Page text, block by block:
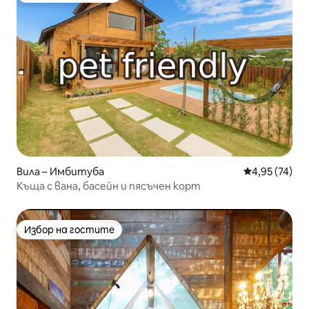
Вила – Имбитуба Средна
4,95 (74)
Къща с вана, басейн и пясъчен корт
Избор на гостите
Избор на гостите